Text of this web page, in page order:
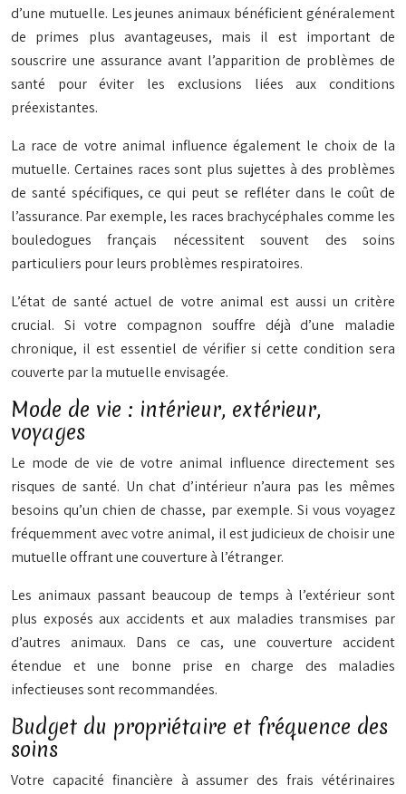
d’une mutuelle. Les jeunes animaux bénéficient généralement
de primes plus avantageuses, mais il est important de
souscrire une assurance avant l’apparition de problèmes de
santé pour éviter les exclusions liées aux conditions
préexistantes.
La race de votre animal influence également le choix de la
mutuelle. Certaines races sont plus sujettes à des problèmes
de santé spécifiques, ce qui peut se refléter dans le coût de
l’assurance. Par exemple, les races brachycéphales comme les
bouledogues français nécessitent souvent des soins
particuliers pour leurs problèmes respiratoires.
L’état de santé actuel de votre animal est aussi un critère
crucial. Si votre compagnon souffre déjà d’une maladie
chronique, il est essentiel de vérifier si cette condition sera
couverte par la mutuelle envisagée.
Mode de vie : intérieur, extérieur,
voyages
Le mode de vie de votre animal influence directement ses
risques de santé. Un chat d’intérieur n’aura pas les mêmes
besoins qu’un chien de chasse, par exemple. Si vousvoyagez
fréquemment avec votre animal, il est judicieux de choisir une
mutuelle offrant une couverture à l’étranger.
Les animaux passant beaucoup de temps à l’extérieur sont
plus exposés aux accidents et aux maladies transmises par
d’autres animaux. Dans ce cas, une couverture accident
étendue et une bonne prise en charge des maladies
infectieuses sont recommandées.
Budget du propriétaire et fréquence des
soins
Votre capacité financière à assumer des frais vétérinaires